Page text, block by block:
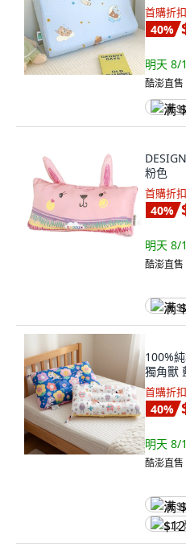
首購折
40%
明天 8/
酷澎直售
满
粉色
首購折
40%
明天 8/
酷澎直售
满
100%
獨角獸
首購折
40%
明天 8/
酷澎直售
满
$12